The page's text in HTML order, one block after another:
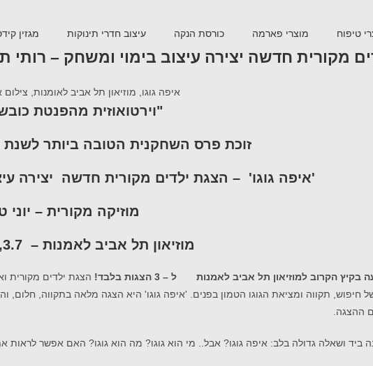
טיפוח מוצרי פארמה כורסת הנקה עיצוב חדרי תינוקות מגזין
מקורית חדשה יצירה עיצוב בימוי ומשחק – רותי
"וירטואוזית מהפנטת
זוכת פרס השחקנית הטובה ביותר לשנת 2015 ע"ש דודו דותן
'איפה גוגו' – הצגת ילדים מקורית חדשה יצירה
מוזיקה מקורית – יוני
מוזיאון תל אביב לאמנות – 3.7, 15.7, 7.8
הקרוב למוזיאון תל אביב לאמנות ל – 3 הצגות בלבד!
הצגת ילדים מקורית
חיפוש, תקווה ומציאת הגוגו הטמון בפנים. 'איפה גוגו' היא הצגה מלאה בתקווה,
ושאלה גדולה בלב: איפה גוגו? אבל.. מי הוא גוגו? מה הוא גוגו? האם אפשר לראות